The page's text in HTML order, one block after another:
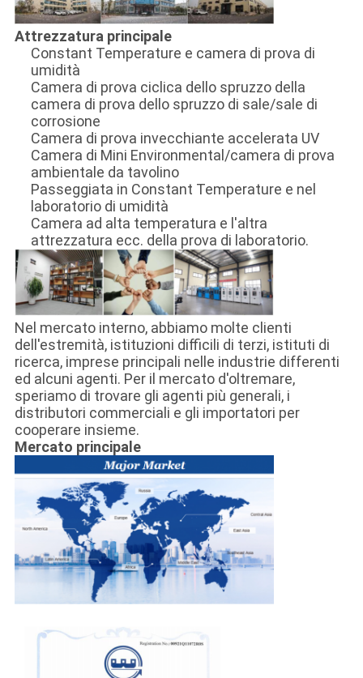
Attrezzatura principale
Constant Temperature e camera di prova di
umidità
Camera di prova ciclica dello spruzzo della
camera di prova dello spruzzo di sale/sale di
corrosione
Camera di prova invecchiante accelerata UV
Camera di Mini Environmental/camera di prova
ambientale da tavolino
Passeggiata in Constant Temperature e nel
laboratorio di umidità
Camera ad alta temperatura e l'altra
attrezzatura ecc. della prova di laboratorio.
Nel mercato interno, abbiamo molte clienti
dell'estremità, istituzioni difficili di terzi, istituti di
ricerca, imprese principali nelle industrie differenti
ed alcuni agenti. Per il mercato d'oltremare,
speriamo di trovare gli agenti più generali, i
distributori commerciali e gli importatori per
cooperare insieme.
Mercato principale